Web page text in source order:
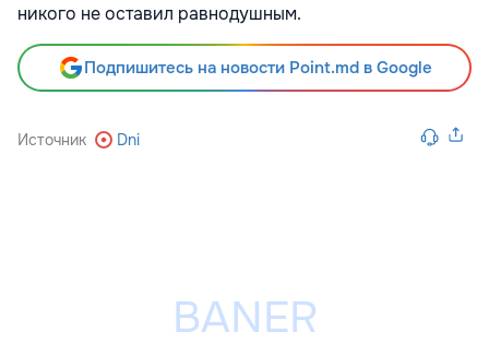
никого не оставил равнодушным.
Подпишитесь на новости Point.md в Google
Источник Dni